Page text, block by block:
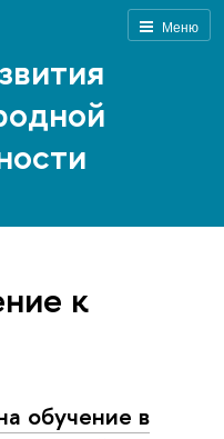
Меню
к
обучение в